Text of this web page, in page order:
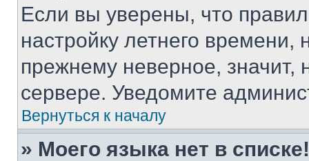
Если вы уверены, что
настройку летнего
прежнему неверное, значит,
сервере. Уведомите
Вернуться к началу
» Моего языка нет в списке!